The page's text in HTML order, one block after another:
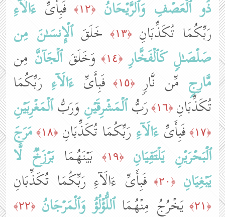
ذُو ٱلۡعَصۡفِ وَٱلرَّیۡحَانُ ﴿١٢﴾ فَبِأَیِّ ءَالَاۤءِ
رَبِّكُمَا تُكَذِّبَانِ
﴿١٣﴾ خَلَقَٱلۡإِنسَـٰنَ مِن
صَلۡصَـٰلࣲ كَٱلۡفَخَّارِ ﴿١٤﴾ وَخَلَقَٱلۡجَاۤنَّ مِن
مَّارِجࣲ مِّن نَّارࣲ ﴿١٥﴾ فَبِأَیِّ ءَالَاۤءِ رَبِّكُمَا
تُكَذِّبَانِ ﴿١٦﴾ رَبُّٱلۡمَشۡرِقَیۡنِ وَرَبُّٱلۡمَغۡرِبَیۡنِ
﴿١٧﴾ فَبِأَیِّ ءَالَاۤءِ رَبِّكُمَا تُكَذِّبَانِ ﴿١٨﴾
مَرَجَ
ٱلۡبَحۡرَیۡنِ یَلۡتَقِیَانِ ﴿١٩﴾ بَیۡنَهُمَابَرۡزَخࣱ لَّا
یَبۡغِیَانِ
﴿٢٠﴾ فَبِأَیِّ ءَالَاۤءِ رَبِّكُمَا تُكَذِّبَانِ
﴿٢١﴾ یَخۡرُجُ مِنۡهُمَاٱللُّؤۡلُؤُ وَٱلۡمَرۡجَانُ ﴿٢٢﴾